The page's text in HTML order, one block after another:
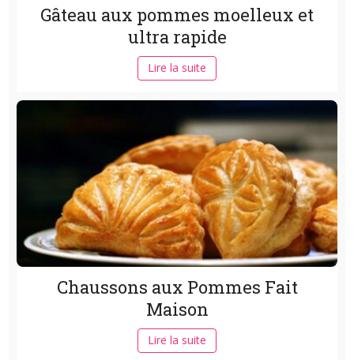
Gâteau aux pommes moelleux et
ultra rapide
Lire la suite
Chaussons aux Pommes Fait
Maison
Lire la suite